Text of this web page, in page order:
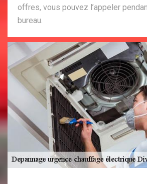
offres, vous pouvez l’appeler
bureau.